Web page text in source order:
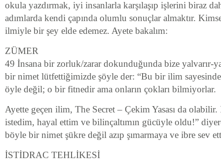
okula yazdırmak, iyi insanlarla karşılaşıp işlerini biraz
adımlarda kendi çapında olumlu sonuçlar almaktır.
ilmiyle bir şey elde edemez. Ayete bakalım:
ZÜMER
49 İnsana bir zorluk/zarar dokunduğunda bize yalvarır-
bir nimet lütfettiğimizde şöyle der: “Bu bir ilim
öyle değil; o bir fitnedir ama onların çokları bilmiyorlar.
Ayette geçen ilim, The Secret – Çekim Yasası da olabilir.
istedim, hayal ettim ve bilinçaltımın gücüyle oldu!”
böyle bir nimet şükre değil azıp şımarmaya ve ibre sev
İSTİDRAC TEHLİKESİ